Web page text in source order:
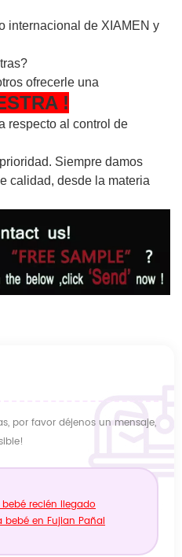
internacional de XIAMEN y
ofrecerle una
!
respecto al control de
Siempre damos
calidad, desde la materia
por favor déjenos un mensaje,
bebé recién llegado
bebé en Fujian Pañal